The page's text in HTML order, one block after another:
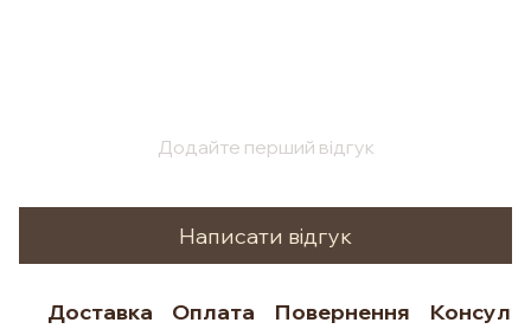
Додайте перший відгук
Написати відгук
Доставка Оплата Повернення